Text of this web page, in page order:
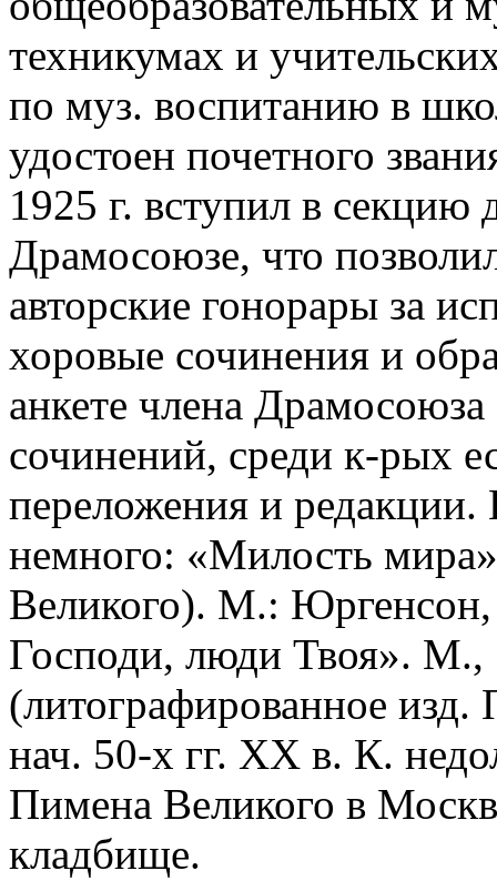
техникумах и
по муз. воспитанию в
удостоен почетного
1925 г. вступил в
Драмосоюзе, что
авторские гонорары за
хоровые сочинения и
анкете члена
сочинений, среди к-рых
переложения и
немного: «Милость
Великого). М.:
Господи, люди Твоя». М.,
(литографированное
нач. 50-х гг. XX в. К.
Пимена Великого в
кладбище.